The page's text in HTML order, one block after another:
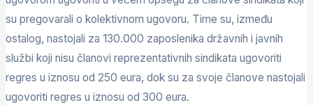
su pregovarali o kolektivnom ugovoru. Time su, između
ostalog, nastojali za 130.000 zaposlenika državnih i javnih
službi koji nisu članovi reprezentativnih sindikata ugovoriti
regres u iznosu od 250 eura, dok su za svoje članove nastojali
ugovoriti regres u iznosu od 300 eura.